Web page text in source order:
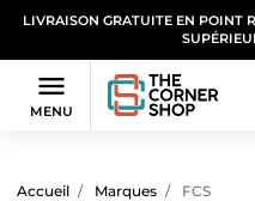
LIVRAISON GRATUITE EN POINT

MENU
Accueil Marques FCS